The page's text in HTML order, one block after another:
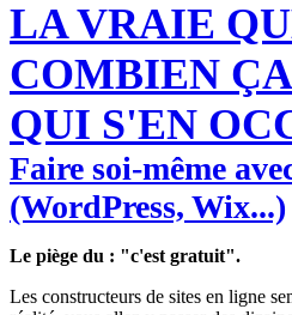
LA VRAIE
COMBIEN
QUI S'EN
Faire soi-même
(WordPress, Wix...)
Le piège du : "c'est gratuit".
Les constructeurs de sites en ligne